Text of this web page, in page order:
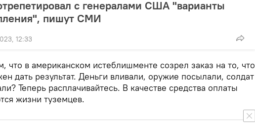
с генералами США "варианты
пишут СМИ
12:33
что в американском истеблишменте созрел заказ на то, что
дать результат. Деньги вливали, оружие посылали, солдат
Теперь расплачивайтесь. В качестве средства оплаты
жизни туземцев.